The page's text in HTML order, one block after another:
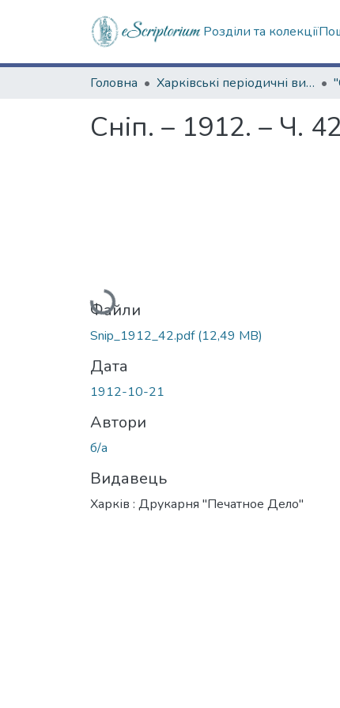
Розділи та колекції
Головна Харківські періодичні видання
Сніп. – 1912. – Ч.
Вантажиться...
Файли
Snip_1912_42.pdf(12,49 MB)
Дата
1912-10-21
Автори
б/а
Видавець
Харків : Друкарня "Печатное Дело"